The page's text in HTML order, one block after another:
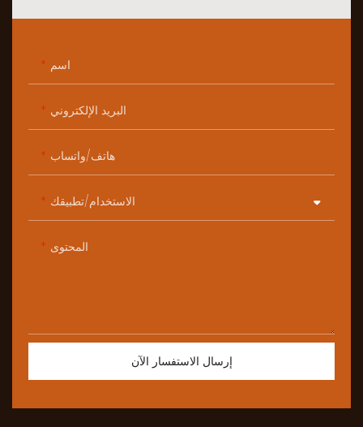
اسم
البريد الإلكتروني
هاتف/واتساب
الاستخدام/تطبيقك
المحتوى
إرسال الاستفسار الآن